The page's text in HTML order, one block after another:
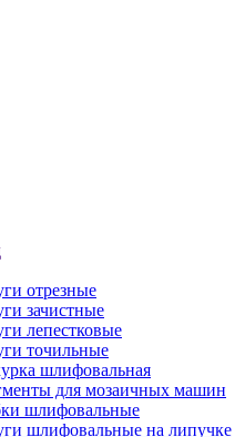
отрезные
зачистные
лепестковые
точильные
шлифовальная
для мозаичных машин
шлифовальные
шлифовальные на липучке